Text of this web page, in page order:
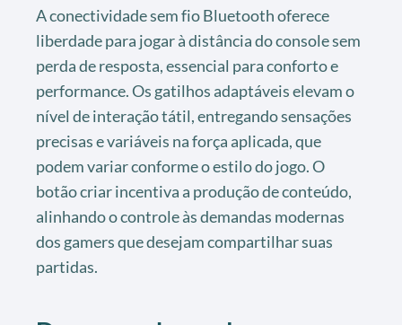
A conectividade sem fio Bluetooth oferece
liberdade para jogar à distância do console sem
perda de resposta, essencial para conforto e
performance. Os gatilhos adaptáveis elevam o
nível de interação tátil, entregando sensações
precisas e variáveis na força aplicada, que
podem variar conforme o estilo do jogo. O
botão criar incentiva a produção de conteúdo,
alinhando o controle às demandas modernas
dos gamers que desejam compartilhar suas
partidas.